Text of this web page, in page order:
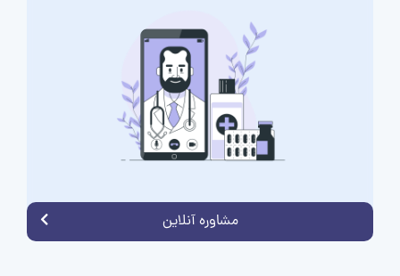
مشاوره آنلاین